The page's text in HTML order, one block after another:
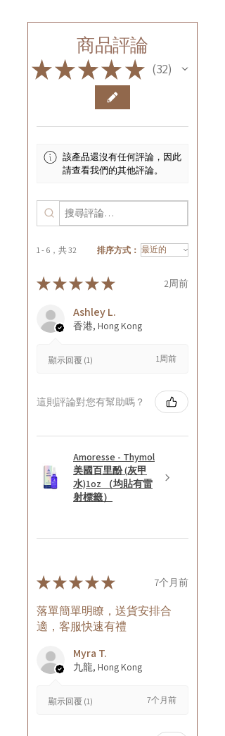
商品評論
★★★★★ 32
32
該產品還沒有任何評論，因此
請查看我們的其他評論。
1 - 6，共 32 排序方式：
★★★★★ 2周前
Ashley L.
香港, Hong Kong
顯示回覆 (1) 1周前
這則評論對您有幫助嗎？
Amoresse - Thymol
美國百里酚 (灰甲
水)1oz （均貼有雷
射標籤）
★★★★★ 7个月前
落單簡單明瞭，送貨安排合
適，客服快速有禮
Myra T.
九龍, Hong Kong
顯示回覆 (1) 7个月前